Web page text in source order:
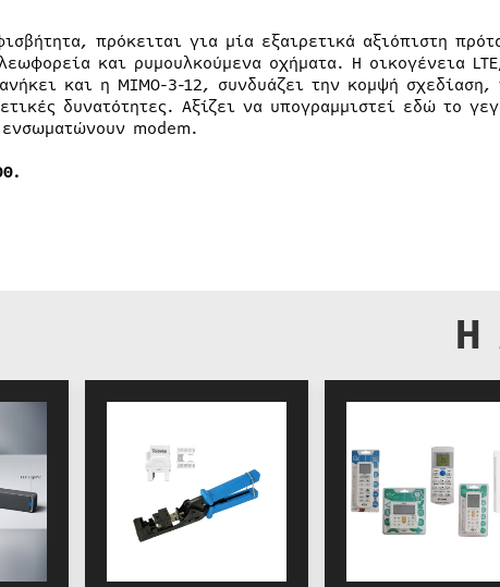
πρόκειται για μία εξαιρετικά αξιόπιστη
και ρυμουλκούμενα οχήματα. Η οικογένεια
και η ΜΙΜΟ-3-12, συνδυάζει την κομψή σχεδίαση,
δυνατότητες. Αξίζει να υπογραμμιστεί εδώ το
modem.
Η